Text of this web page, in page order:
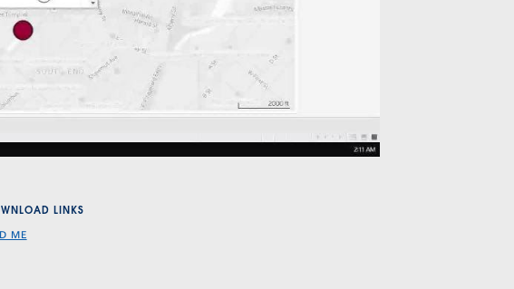
LINKS
ME